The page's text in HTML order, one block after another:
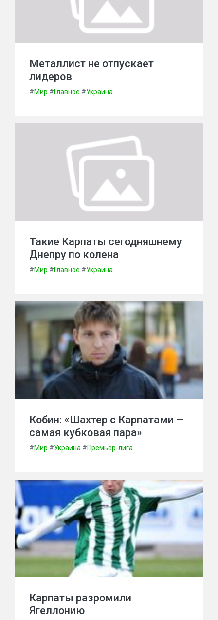
Металлист не отпускает
лидеров
#Мир #Главное #Украина
Такие Карпаты сегодняшнему
Днепру по колена
#Мир #Главное #Украина
Кобин: «Шахтер с Карпатами —
самая кубковая пара»
#Мир #Украина #Премьер-лига
Карпаты разромили
Ягеллонию